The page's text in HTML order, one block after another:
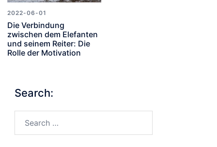
2022-06-01
Die Verbindung
zwischen dem Elefanten
und seinem Reiter: Die
Rolle der Motivation
Search: